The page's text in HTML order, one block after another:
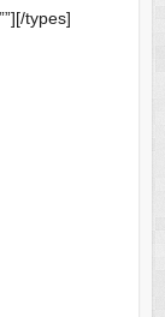
types]